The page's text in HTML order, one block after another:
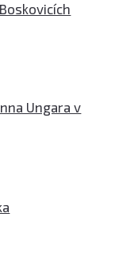
Ungara v